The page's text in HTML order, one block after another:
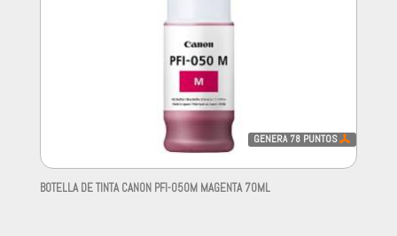
GENERA 78 PUNTOS
BOTELLA DE TINTA CANON PFI-050M MAGENTA 70ML